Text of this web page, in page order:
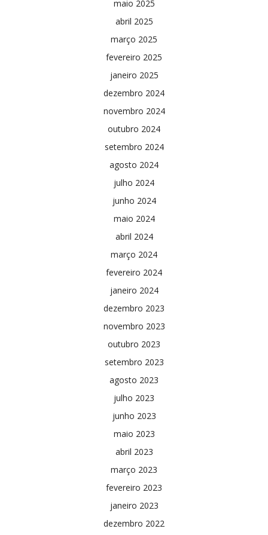
maio 2025
abril 2025
março 2025
fevereiro 2025
janeiro 2025
dezembro 2024
novembro 2024
outubro 2024
setembro 2024
agosto 2024
julho 2024
junho 2024
maio 2024
abril 2024
março 2024
fevereiro 2024
janeiro 2024
dezembro 2023
novembro 2023
outubro 2023
setembro 2023
agosto 2023
julho 2023
junho 2023
maio 2023
abril 2023
março 2023
fevereiro 2023
janeiro 2023
dezembro 2022